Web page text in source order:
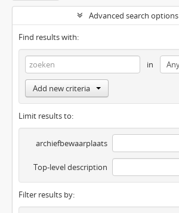
Advanced search options
Find results with:
in
Add new criteria
Limit results to:
archiefbewaarplaats
Top-level description
Filter results by: